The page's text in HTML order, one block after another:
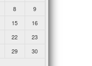
8
9
15
16
22
23
29
30